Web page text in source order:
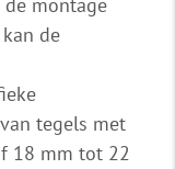
montage
de
tegels met
18 mm tot 22